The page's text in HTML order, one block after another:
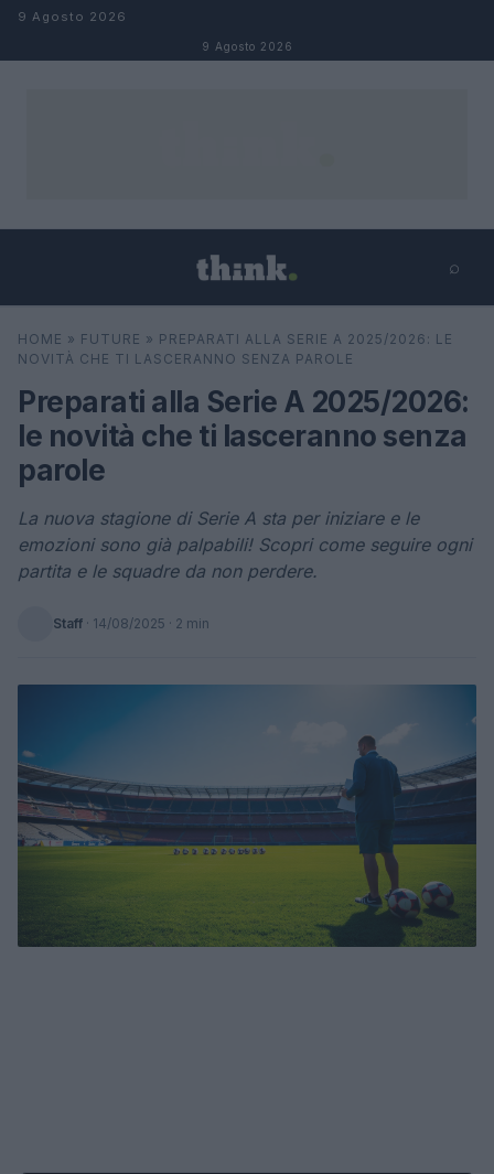
Salta al contenuto
9 Agosto 2026
9 Agosto 2026
⌕
Cerca ⌕ ×
HOME » FUTURE » PREPARATI ALLA SERIE A 2025/2026: LE
NOVITÀ CHE TI LASCERANNO SENZA PAROLE
Preparati alla Serie A 2025/2026:
le novità che ti lasceranno senza
parole
La nuova stagione di Serie A sta per iniziare e le
emozioni sono già palpabili! Scopri come seguire ogni
partita e le squadre da non perdere.
Staff · 14/08/2025 · 2 min